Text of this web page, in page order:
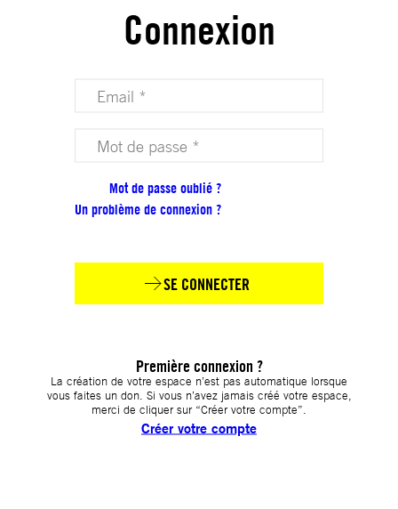
Connexion
Votre adresse email (obligatoire)
Votre mot de passe (obligatoire)
Mot de passe oublié ?
Un problème de connexion ?
SE CONNECTER
Première connexion ?
La création de votre espace n’est pas automatique lorsque
vous faites un don. Si vous n’avez jamais créé votre espace,
merci de cliquer sur “Créer votre compte”.
Créer votre compte